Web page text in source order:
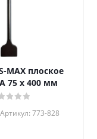
MAX плоское
75 х 400 мм
Артикул: 773-828